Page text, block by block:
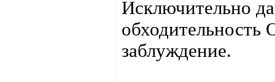
Исключительно
заблуждение.